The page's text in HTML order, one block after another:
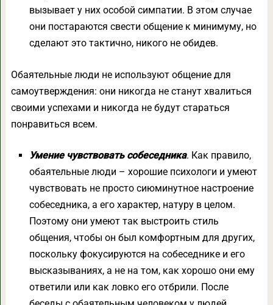
вызывает у них особой симпатии. В этом случае
они постараются свести общение к минимуму, но
сделают это тактично, никого не обидев.
Обаятельные люди не используют общение для
самоутверждения: они никогда не станут хвалиться
своими успехами и никогда не будут стараться
понравиться всем.
Умение чувствовать собеседника. Как правило,
обаятельные люди – хорошие психологи и умеют
чувствовать не просто сиюминутное настроение
собеседника, а его характер, натуру в целом.
Поэтому они умеют так выстроить стиль
общения, чтобы он был комфортным для других,
поскольку фокусируются на собеседнике и его
высказываниях, а не на том, как хорошо они ему
ответили или как ловко его отбрили. После